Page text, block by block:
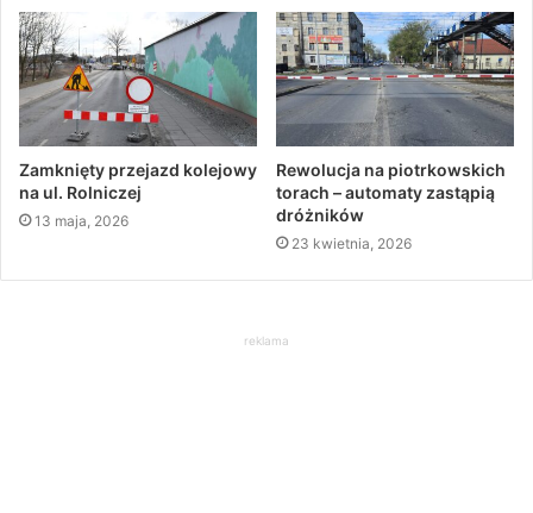
Zamknięty przejazd kolejowy
na ul. Rolniczej
13 maja, 2026
Rewolucja na piotrkowskich
torach – automaty zastąpią
dróżników
23 kwietnia, 2026
reklama